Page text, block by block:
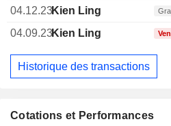
Cotations et Performances
04.12.23Kien Ling
04.09.23Kien Ling
Historique des transactions